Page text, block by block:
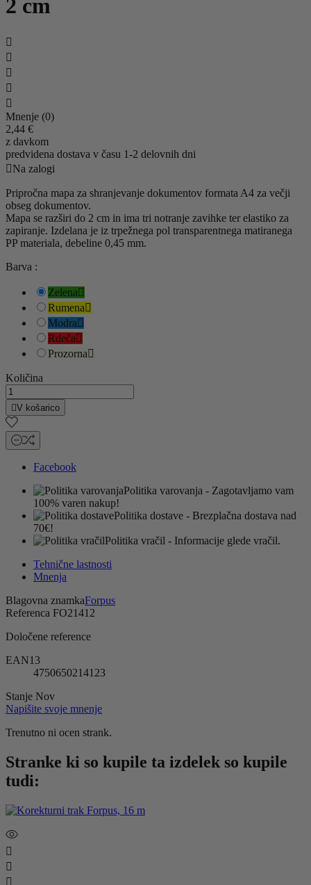
2 cm





Mnenje (0)
2,44 €
z davkom
predvidena dostava v času 1-2 delovnih dni
Na zalogi
Pripročna mapa za shranjevanje dokumentov formata A4 za večji
obseg dokumentov.
Mapa se razširi do 2 cm in ima tri notranje zavihke ter elastiko za
zapiranje. Izdelana je iz trpežnega pol transparentnega matiranega
PP materiala, debeline 0,45 mm.
Barva :
Zelena
Rumena
Modra
Rdeča
Prozorna
Količina
V košarico
Facebook
Politika varovanja - Zagotavljamo vam
100% varen nakup!
Politika dostave - Brezplačna dostava nad
70€!
Politika vračil - Informacije glede vračil.
Tehnične lastnosti
Mnenja
Blagovna znamkaForpus
Referenca FO21412
Določene reference
EAN13
4750650214123
Stanje Nov
Napišite svoje mnenje
Trenutno ni ocen strank.
Stranke ki so kupile ta izdelek so kupile
tudi:


